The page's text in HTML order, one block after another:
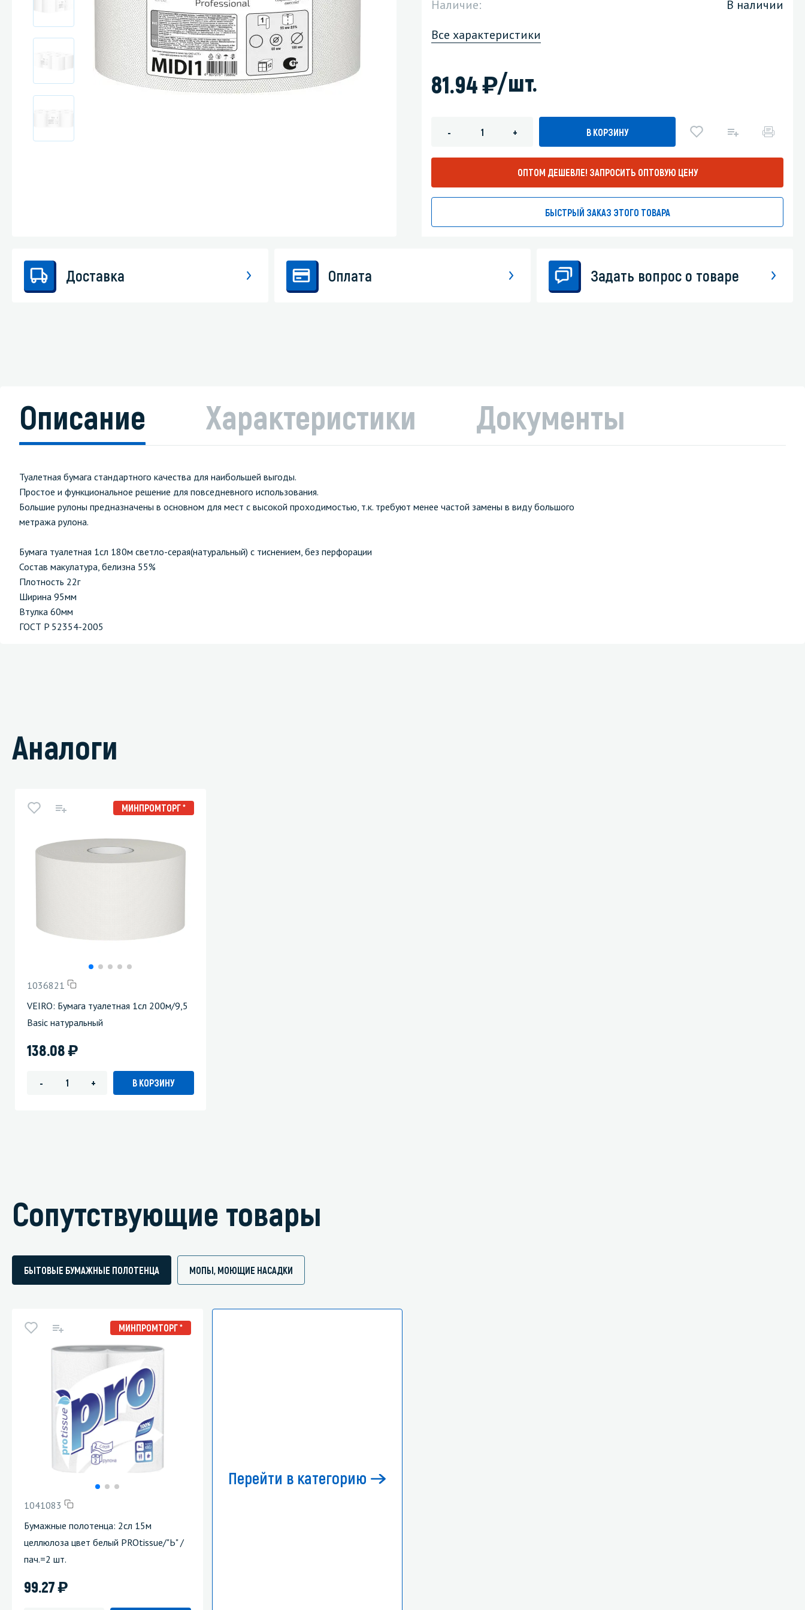
Стекла и зеркала
Автохимия
Наличие:
В наличии
Все характеристики
81.94)/шт.
- + В КОРЗИНУ
ОПТОМ ДЕШЕВЛЕ! ЗАПРОСИТЬ ОПТОВУЮ ЦЕНУ
БЫСТРЫЙ ЗАКАЗ ЭТОГО ТОВАРА
Доставка Оплата Задать вопрос о товаре
Описание Характеристики Документы
Туалетная бумага стандартного качества для наибольшей выгоды.
Простое и функциональное решение для повседневного использования.
Большие рулоны предназначены в основном для мест с высокой проходимостью, т.к. требуют менее частой замены в виду большого
метража рулона.
Бумага туалетная 1сл 180м светло-серая(натуральный) с тиснением, без перфорации
Состав макулатура, белизна 55%
Плотность 22г
Ширина 95мм
Втулка 60мм
ГОСТ P 52354-2005
Аналоги
МИНПРОМТОРГ *
1036821
VEIRO: Бумага туалетная 1сл 200м/9,5
Basic натуральный
138.08)
- + В КОРЗИНУ
Сопутствующие товары
БЫТОВЫЕ БУМАЖНЫЕ ПОЛОТЕНЦА МОПЫ, МОЮЩИЕ НАСАДКИ
МИНПРОМТОРГ *
1041083
Бумажные полотенца: 2сл 15м
целлюлоза цвет белый PROtissue/"Ь" /
пач.=2 шт.
99.27)
Перейти в категорию